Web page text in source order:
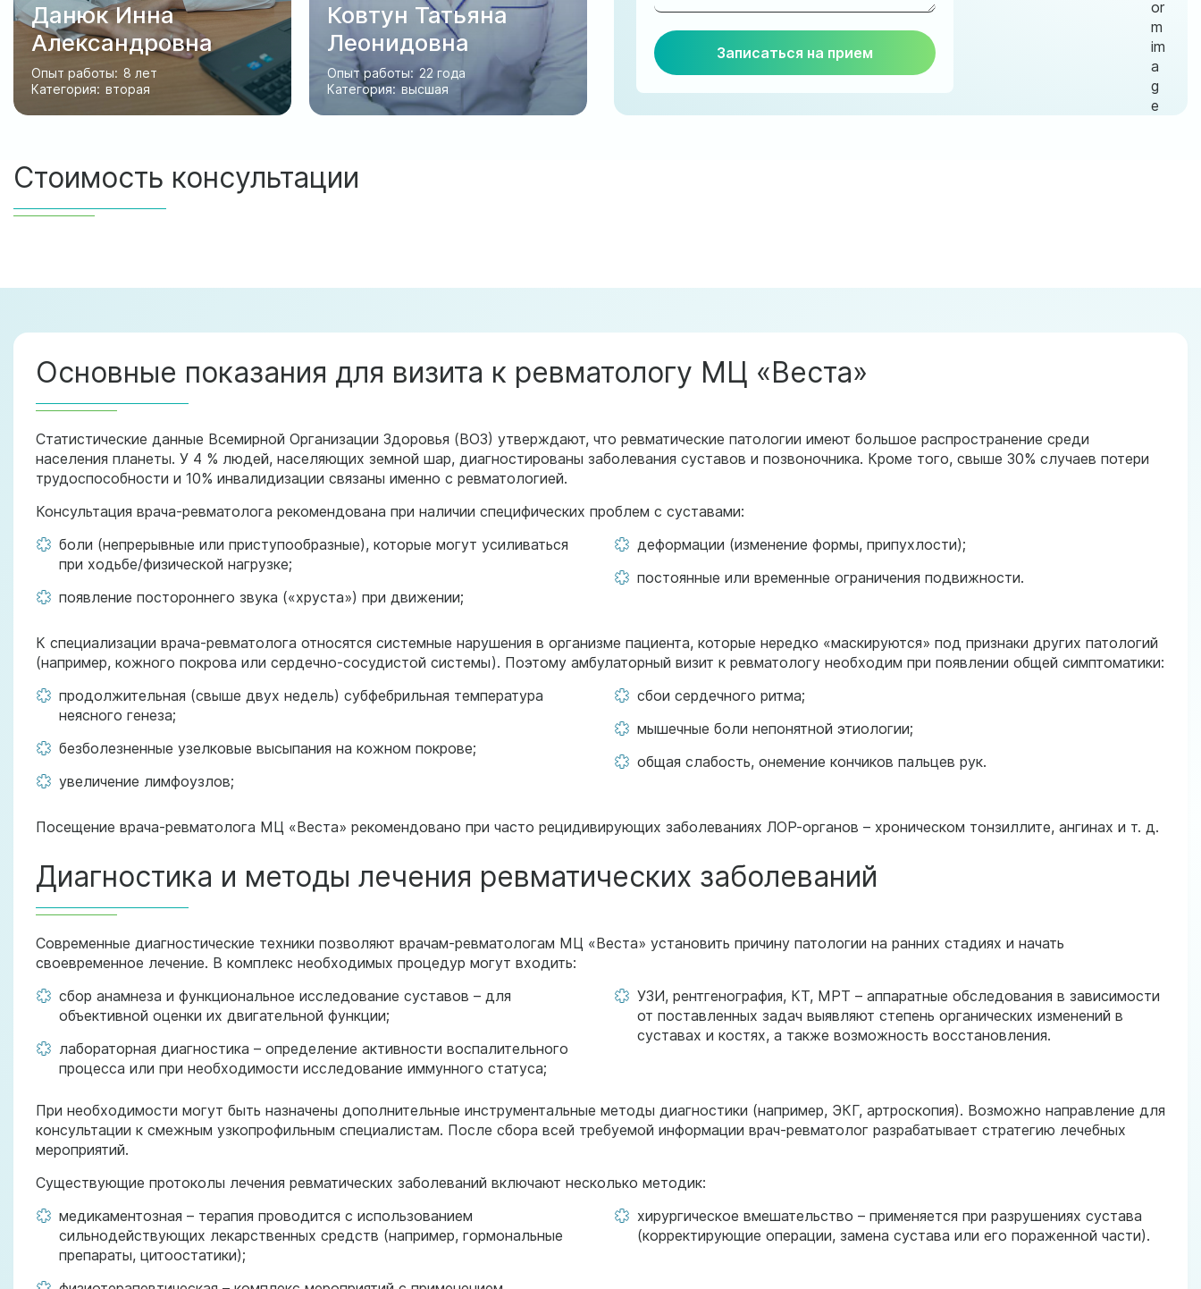
Данюк Инна
Александровна
Опыт работы: 8 лет
Категория: вторая
Ковтун Татьяна
Леонидовна
Опыт работы: 22 года
Категория: высшая
Стоимость консультации
Основные показания для визита к ревматологу МЦ «Веста»
Статистические данные Всемирной Организации Здоровья (ВОЗ) утверждают, что ревматические патологии имеют большое распространение среди
населения планеты. У 4 % людей, населяющих земной шар, диагностированы заболевания суставов и позвоночника. Кроме того, свыше 30% случаев потери
трудоспособности и 10% инвалидизации связаны именно с ревматологией.
Консультация врача-ревматолога рекомендована при наличии специфических проблем с суставами:
боли (непрерывные или приступообразные), которые могут усиливаться
при ходьбе/физической нагрузке;
появление постороннего звука («хруста») при движении;
деформации (изменение формы, припухлости);
постоянные или временные ограничения подвижности.
К специализации врача-ревматолога относятся системные нарушения в организме пациента, которые нередко «маскируются» под признаки других патологий
(например, кожного покрова или сердечно-сосудистой системы). Поэтому амбулаторный визит к ревматологу необходим при появлении общей симптоматики:
продолжительная (свыше двух недель) субфебрильная температура
неясного генеза;
безболезненные узелковые высыпания на кожном покрове;
увеличение лимфоузлов;
сбои сердечного ритма;
мышечные боли непонятной этиологии;
общая слабость, онемение кончиков пальцев рук.
Посещение врача-ревматолога МЦ «Веста» рекомендовано при часто рецидивирующих заболеваниях ЛОР-органов – хроническом тонзиллите, ангинах и т. д.
Диагностика и методы лечения ревматических заболеваний
Современные диагностические техники позволяют врачам-ревматологам МЦ «Веста» установить причину патологии на ранних стадиях и начать
своевременное лечение. В комплекс необходимых процедур могут входить:
сбор анамнеза и функциональное исследование суставов – для
объективной оценки их двигательной функции;
лабораторная диагностика – определение активности воспалительного
процесса или при необходимости исследование иммунного статуса;
УЗИ, рентгенография, КТ, МРТ – аппаратные обследования в зависимости
от поставленных задач выявляют степень органических изменений в
суставах и костях, а также возможность восстановления.
При необходимости могут быть назначены дополнительные инструментальные методы диагностики (например, ЭКГ, артроскопия). Возможно направление для
консультации к смежным узкопрофильным специалистам. После сбора всей требуемой информации врач-ревматолог разрабатывает стратегию лечебных
мероприятий.
Существующие протоколы лечения ревматических заболеваний включают несколько методик:
медикаментозная – терапия проводится с использованием
сильнодействующих лекарственных средств (например, гормональные
препараты, цитоостатики);
хирургическое вмешательство – применяется при разрушениях сустава
(корректирующие операции, замена сустава или его пораженной части).